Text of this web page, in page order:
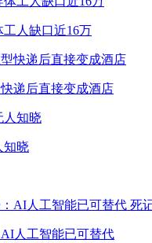
人缺口近16万
递后直接变成酒店
知晓
人工智能已可替代